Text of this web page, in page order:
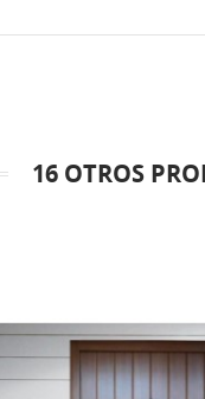
16 OTROS